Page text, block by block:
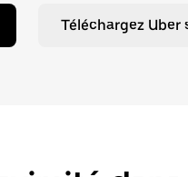
Téléchargez Uber